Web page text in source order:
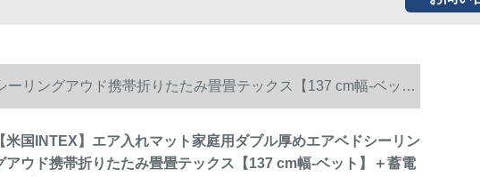
リングアウド携帯折りたたみ畳畳テックス【137 cm幅-ベッ
【米国INTEX】エア入れマット家庭用ダブル厚めエアベドシーリン
アウド携帯折りたたみ畳畳テックス【137 cm幅-ベット】＋蓄電